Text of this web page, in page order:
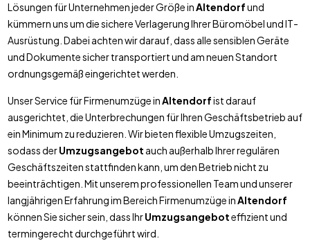
Lösungen für Unternehmen jeder Größe inAltendorfund
kümmern uns um die sichere Verlagerung Ihrer Büromöbel und IT-
Ausrüstung. Dabei achten wir darauf, dass alle sensiblen Geräte
und Dokumente sicher transportiert und am neuen Standort
ordnungsgemäß eingerichtet werden.
Unser Service für Firmenumzüge inAltendorfist darauf
ausgerichtet, die Unterbrechungen für Ihren Geschäftsbetrieb auf
ein Minimum zu reduzieren. Wir bieten flexible Umzugszeiten,
sodass derUmzugsangebot auch außerhalb Ihrer regulären
Geschäftszeiten stattfinden kann, um den Betrieb nicht zu
beeinträchtigen. Mit unserem professionellen Team und unserer
langjährigen Erfahrung im Bereich Firmenumzüge inAltendorf
können Sie sicher sein, dass IhrUmzugsangeboteffizient und
termingerecht durchgeführt wird.